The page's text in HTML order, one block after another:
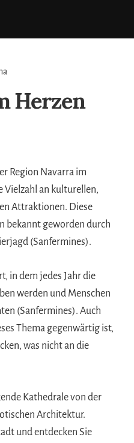
Herzen
Region Navarra im
Vielzahl an kulturellen,
Attraktionen. Diese
bekannt geworden durch
(Sanfermines).
in dem jedes Jahr die
werden und Menschen
(Sanfermines). Auch
Thema gegenwärtig ist,
was nicht an die
Kathedrale von der
Architektur.
und entdecken Sie